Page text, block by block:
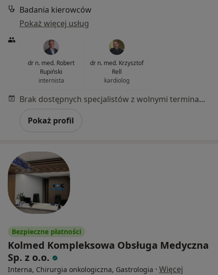
Badania kierowców
Pokaż więcej usług
dr n. med. Robert
Rupiński
internista
dr n. med. Krzysztof
Rell
kardiolog
Brak dostępnych specjalistów z wolnymi terminami w tym centrum medycznym.
Pokaż profil
Bezpieczne płatności
Kolmed Kompleksowa Obsługa Medyczna
Sp. z o.o.
Interna, Chirurgia onkologiczna, Gastrologia · Więcej